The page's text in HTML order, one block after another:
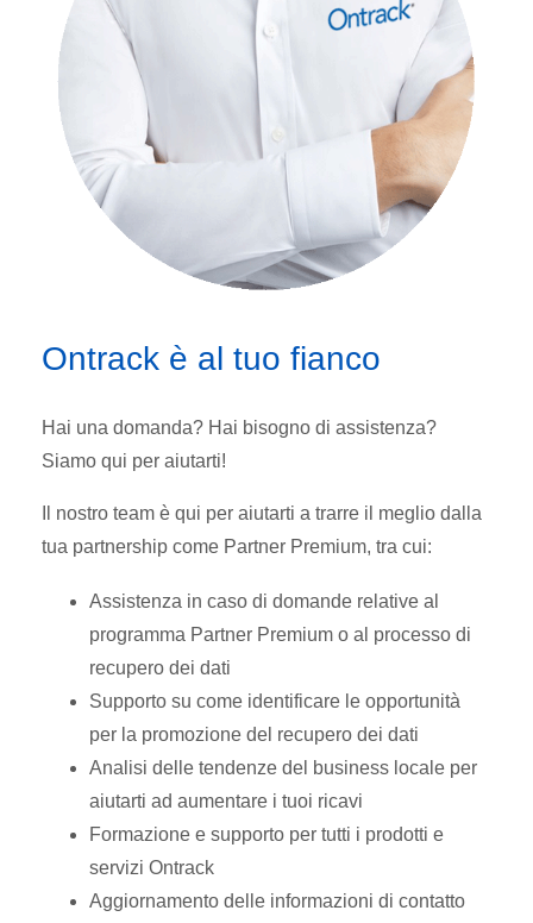
Ontrack è al tuo fianco
Hai una domanda? Hai bisogno di assistenza?
Siamo qui per aiutarti!
Il nostro team è qui per aiutarti a trarre il meglio dalla
tua partnership come Partner Premium, tra cui:
Assistenza in caso di domande relative al
programma Partner Premium o al processo di
recupero dei dati
Supporto su come identificare le opportunità
per la promozione del recupero dei dati
Analisi delle tendenze del business locale per
aiutarti ad aumentare i tuoi ricavi
Formazione e supporto per tutti i prodotti e
servizi Ontrack
Aggiornamento delle informazioni di contatto